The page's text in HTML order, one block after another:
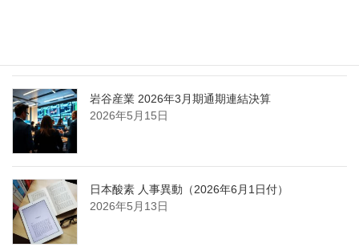
岩谷産業 2026年3月期通期連結決算
2026年5月15日
日本酸素 人事異動（2026年6月1日付）
2026年5月13日